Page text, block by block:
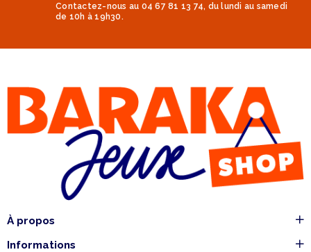
Contactez-nous au 04 67 81 13 74, du lundi au samedi
de 10h à 19h30.
À propos
Informations